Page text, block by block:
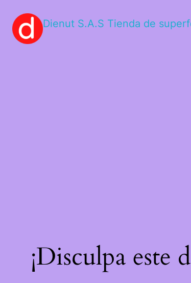
Dienut S.A.S Tienda de
¡Disculpa este